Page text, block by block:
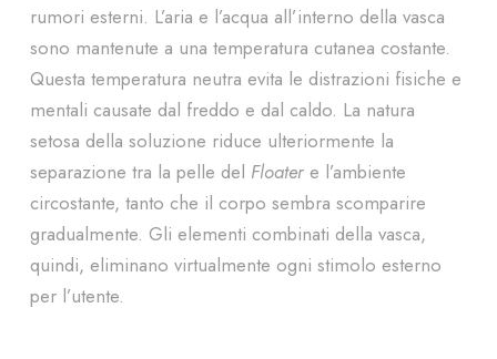
rumori esterni. L’aria e l’acqua all’interno della vasca
sono mantenute a una temperatura cutanea costante.
Questa temperatura neutra evita le distrazioni fisiche e
mentali causate dal freddo e dal caldo. La natura
setosa della soluzione riduce ulteriormente la
separazione tra la pelle del Floatere l’ambiente
circostante, tanto che il corpo sembra scomparire
gradualmente. Gli elementi combinati della vasca,
quindi, eliminano virtualmente ogni stimolo esterno
per l’utente.